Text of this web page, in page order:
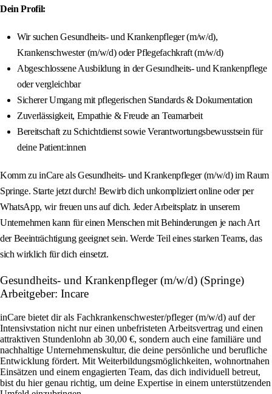
Dein Profil:
Wir suchen Gesundheits- und Krankenpfleger (m/w/d),
Krankenschwester (m/w/d) oder Pflegefachkraft (m/w/d)
Abgeschlossene Ausbildung in der Gesundheits- und Krankenpflege
oder vergleichbar
Sicherer Umgang mit pflegerischen Standards & Dokumentation
Zuverlässigkeit, Empathie & Freude an Teamarbeit
Bereitschaft zu Schichtdienst sowie Verantwortungsbewusstsein für
deine Patient:innen
Komm zu inCare als Gesundheits- und Krankenpfleger (m/w/d) im Raum
Springe. Starte jetzt durch! Bewirb dich unkompliziert online oder per
WhatsApp, wir freuen uns auf dich. Jeder Arbeitsplatz in unserem
Unternehmen kann für einen Menschen mit Behinderungen je nach Art
der Beeinträchtigung geeignet sein. Werde Teil eines starken Teams, das
sich wirklich für dich einsetzt.
Gesundheits- und Krankenpfleger (m/w/d) (Springe)
Arbeitgeber: Incare
inCare bietet dir als Fachkrankenschwester/pfleger (m/w/d) auf der
Intensivstation nicht nur einen unbefristeten Arbeitsvertrag und einen
attraktiven Stundenlohn ab 30,00 €, sondern auch eine familiäre und
nachhaltige Unternehmenskultur, die deine persönliche und berufliche
Entwicklung fördert. Mit Weiterbildungsmöglichkeiten, wohnortnahen
Einsätzen und einem engagierten Team, das dich individuell betreut,
bist du hier genau richtig, um deine Expertise in einem unterstützenden